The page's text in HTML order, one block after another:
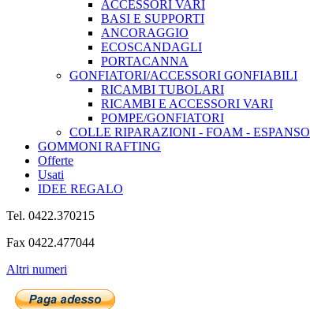
ACCESSORI VARI
BASI E SUPPORTI
ANCORAGGIO
ECOSCANDAGLI
PORTACANNA
GONFIATORI/ACCESSORI GONFIABILI
RICAMBI TUBOLARI
RICAMBI E ACCESSORI VARI
POMPE/GONFIATORI
COLLE RIPARAZIONI - FOAM - ESPANSO
GOMMONI RAFTING
Offerte
Usati
IDEE REGALO
Tel. 0422.370215
Fax 0422.477044
Altri numeri